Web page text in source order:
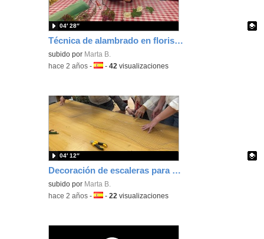
Técnica de alambrado en floristería para realizar prendidos
Contenido educativo.
subido por Marta B.
04′ 28″
-hace 2 años -Idioma:
-42 visualizaciones
Decoración de escaleras para espacios hoteleros
Contenido educativo.
subido por Marta B.
04′ 12″
-hace 2 años -Idioma:
-22 visualizaciones